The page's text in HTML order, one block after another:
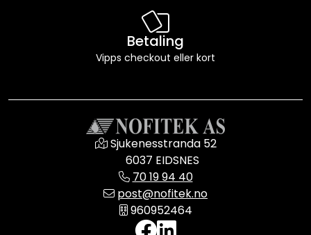
Betaling
Vipps checkout eller kort
Sjukenesstranda 52
6037 EIDSNES
70 19 94 40
post@nofitek.no
960952464